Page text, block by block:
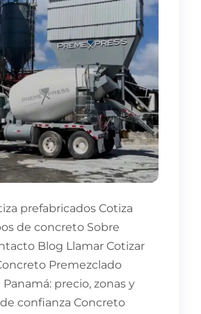
prefabricados Cotiza
de concreto Sobre
Blog Llamar Cotizar
Premezclado
precio, zonas y
confianza Concreto